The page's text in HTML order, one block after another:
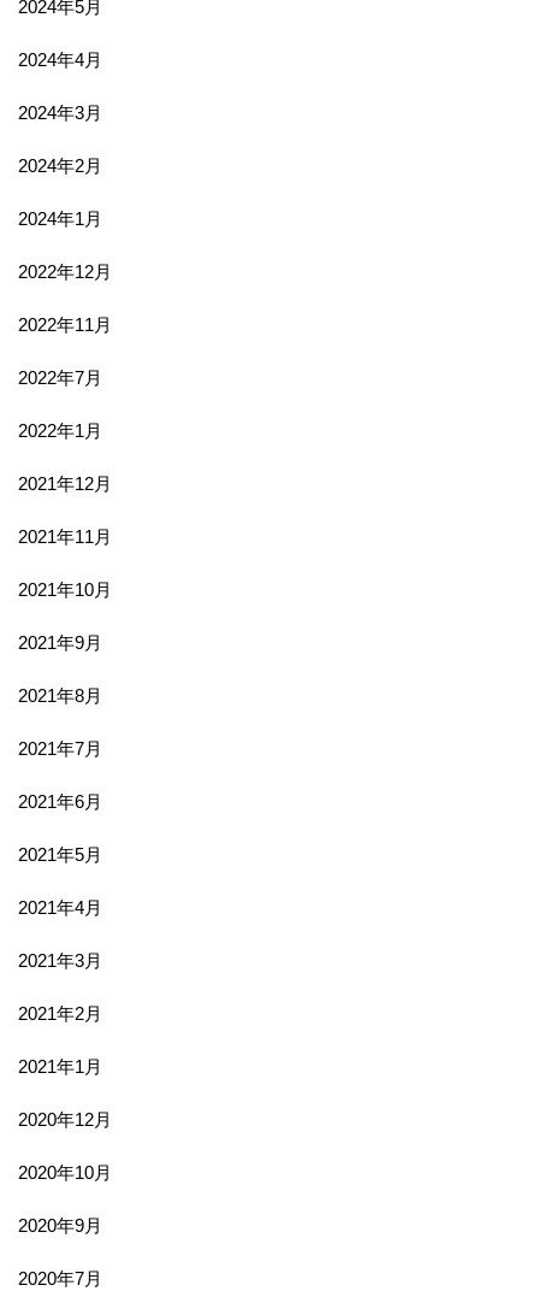
2024年5月
2024年4月
2024年3月
2024年2月
2024年1月
2022年12月
2022年11月
2022年7月
2022年1月
2021年12月
2021年11月
2021年10月
2021年9月
2021年8月
2021年7月
2021年6月
2021年5月
2021年4月
2021年3月
2021年2月
2021年1月
2020年12月
2020年10月
2020年9月
2020年7月